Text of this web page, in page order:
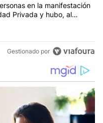
"La policía arrestó a 12
en la manifestación
Privada y hubo, al
Gestionado por